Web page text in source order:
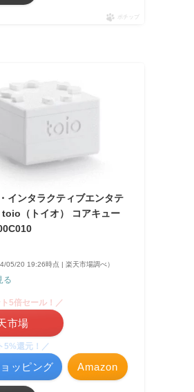
ポチップ
インタラクティブエンタテ
toio（トイオ） コアキュー
05/20 19:26時点 | 楽天市場調べ）
る
Amazon
5倍セール！／
市場
5%還元！／
ッピング